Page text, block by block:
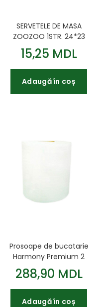
SERVETELE DE MASA
ZOOZOO 1STR. 24*23
100BUC
15,25 MDL
Adaugă în coș
Prosoape de bucatarie
Harmony Premium 2
pliuri 1 rola 225m
288,90 MDL
Adaugă în coș